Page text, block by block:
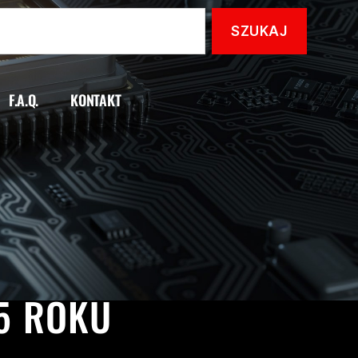
F.A.Q. KONTAKT
ROKU